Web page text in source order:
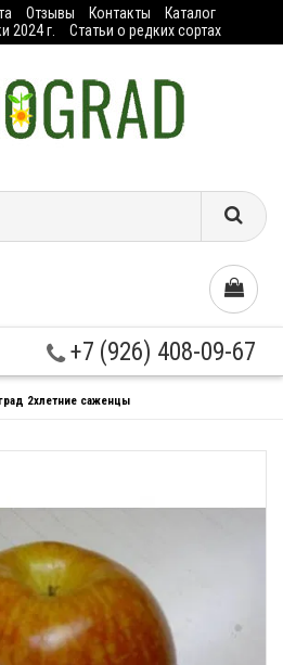
Отзывы Контакты
Каталог
2024 г. Статьи о редких сортах
+7 (926) 408-09-67
2хлетние саженцы